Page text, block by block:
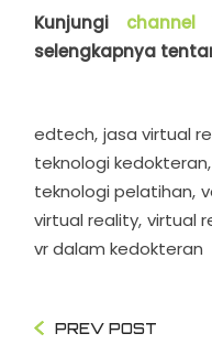
Kunjungi channel
selengkapnya
edtech jasa virtual
teknologi kedokteran
teknologi pelatihan
virtual reality virtual
vr dalam kedokteran
PREV POST